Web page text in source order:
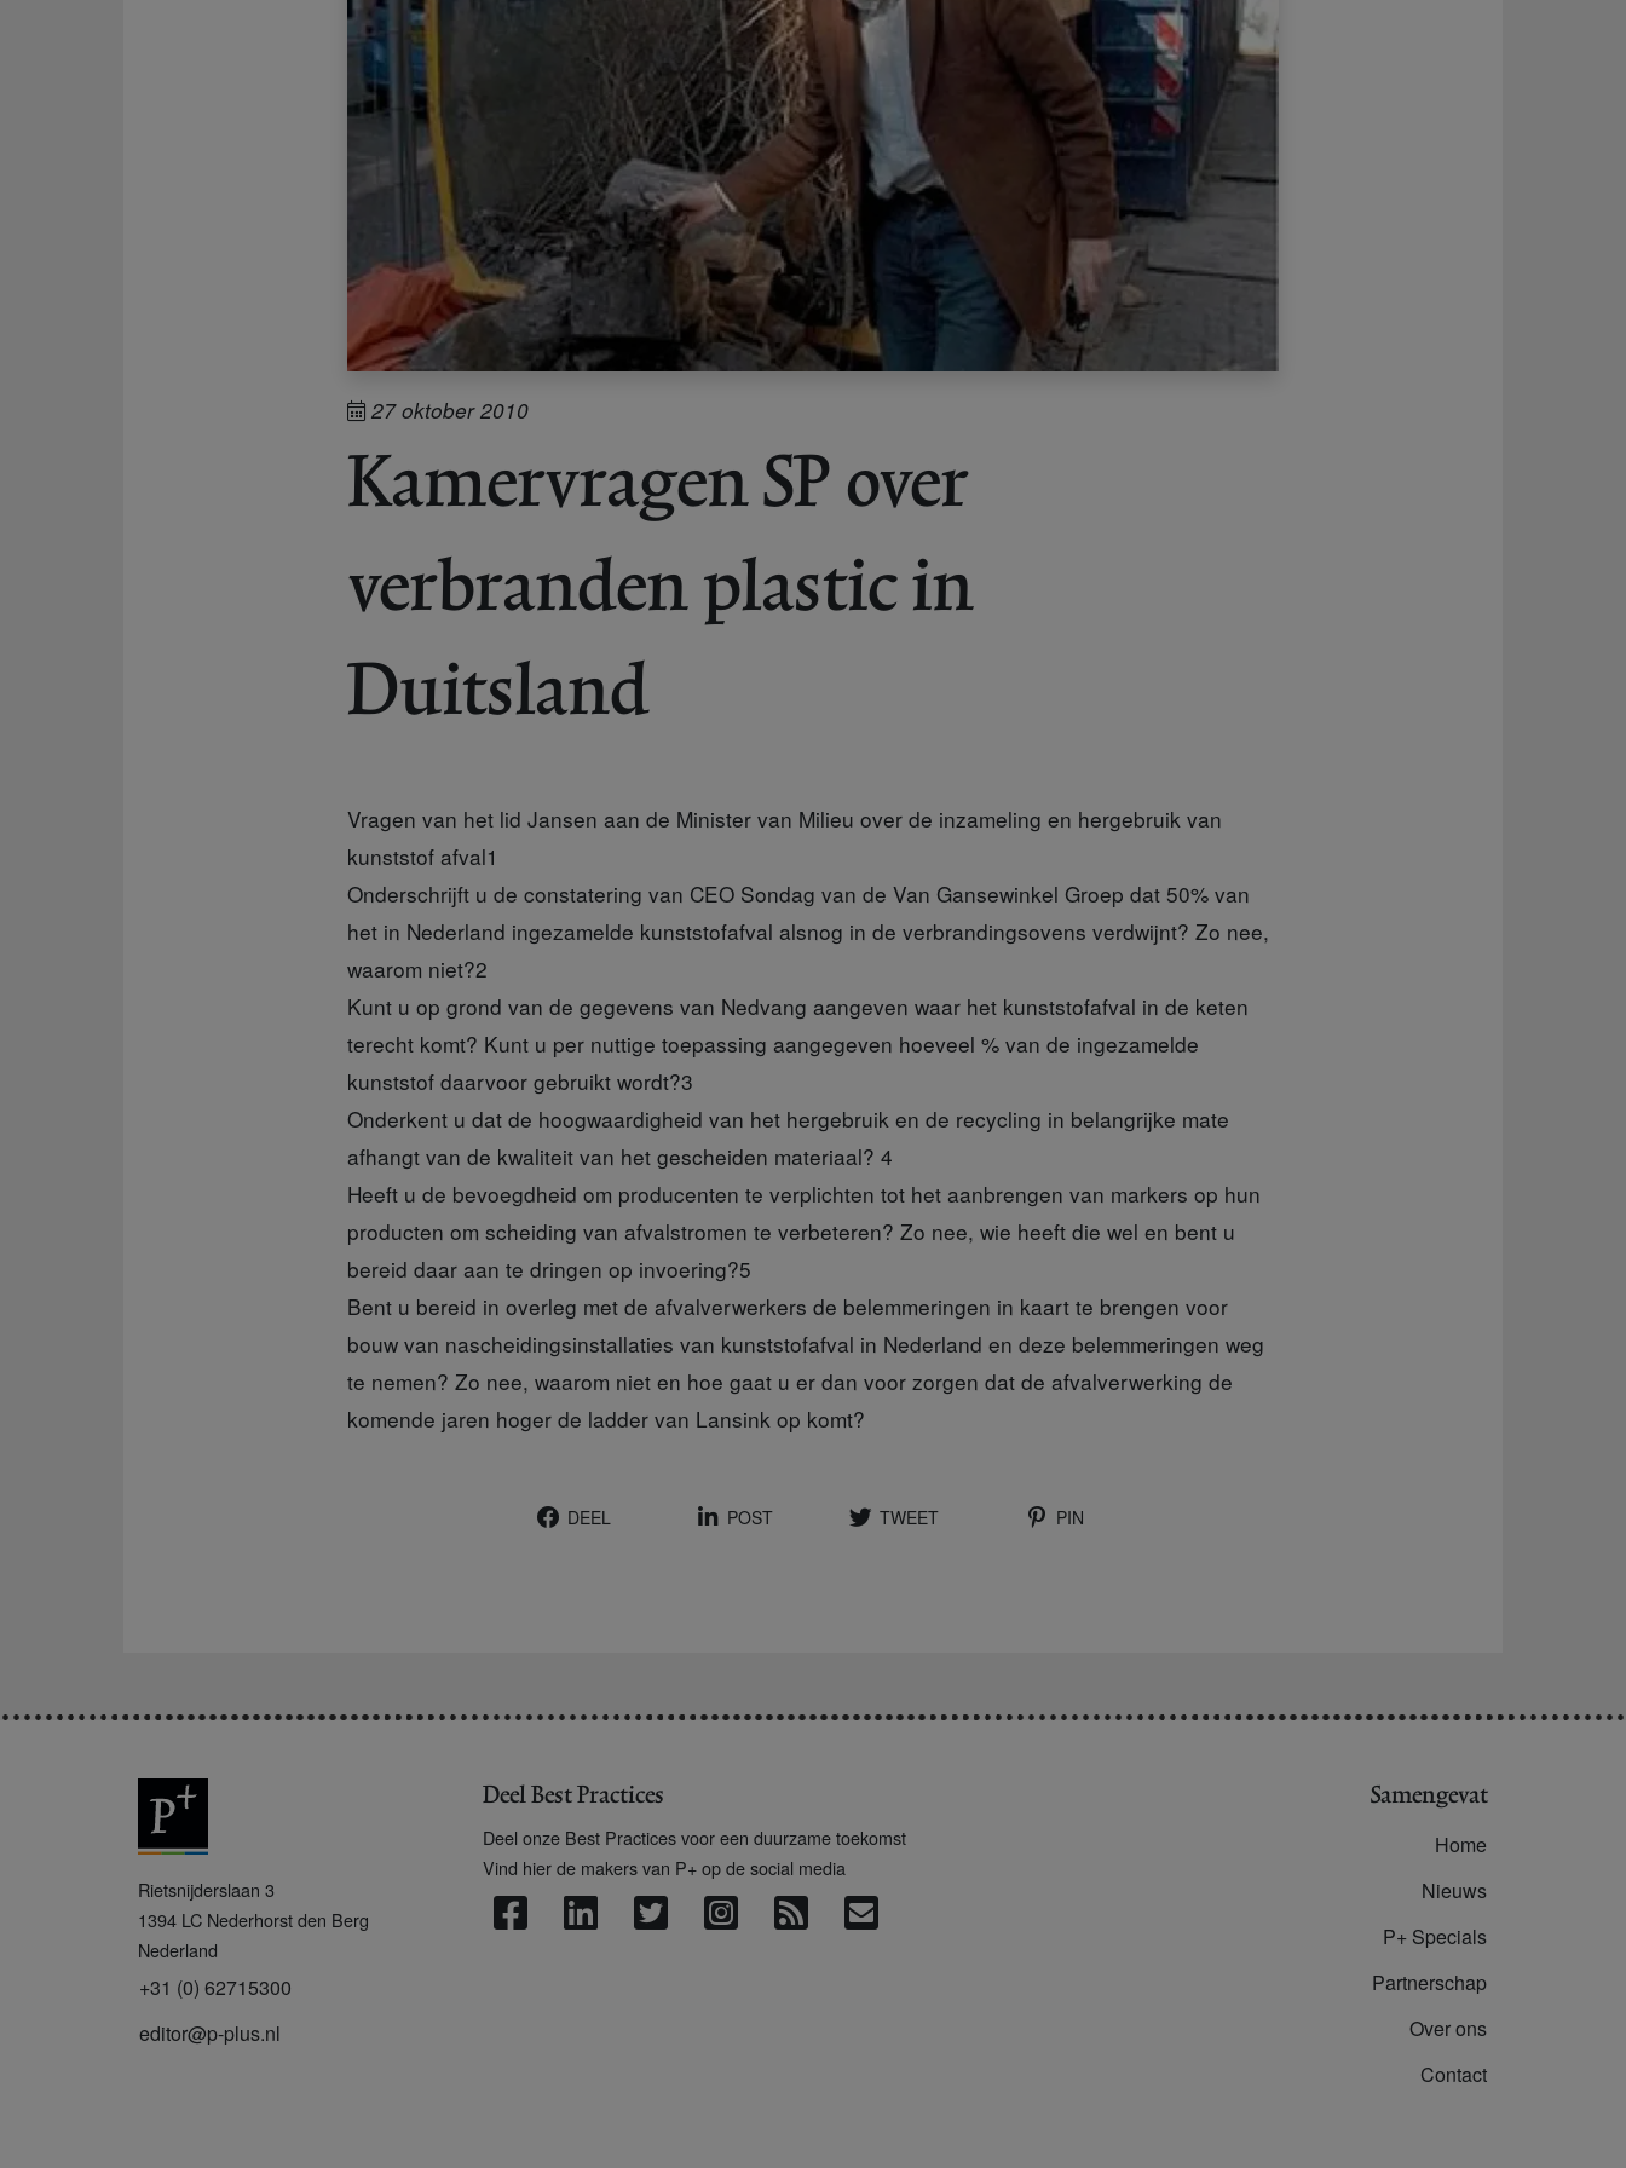
27 oktober 2010
Kamervragen SP over
verbranden plastic in
Duitsland
Vragen van het lid Jansen aan de Minister van Milieu over de inzameling en hergebruik van
kunststof afval1
Onderschrijft u de constatering van CEO Sondag van de Van Gansewinkel Groep dat 50% van
het in Nederland ingezamelde kunststofafval alsnog in de verbrandingsovens verdwijnt? Zo nee,
waarom niet?2
Kunt u op grond van de gegevens van Nedvang aangeven waar het kunststofafval in de keten
terecht komt? Kunt u per nuttige toepassing aangegeven hoeveel % van de ingezamelde
kunststof daarvoor gebruikt wordt?3
Onderkent u dat de hoogwaardigheid van het hergebruik en de recycling in belangrijke mate
afhangt van de kwaliteit van het gescheiden materiaal? 4
Heeft u de bevoegdheid om producenten te verplichten tot het aanbrengen van markers op hun
producten om scheiding van afvalstromen te verbeteren? Zo nee, wie heeft die wel en bent u
bereid daar aan te dringen op invoering?5
Bent u bereid in overleg met de afvalverwerkers de belemmeringen in kaart te brengen voor
bouw van nascheidingsinstallaties van kunststofafval in Nederland en deze belemmeringen weg
te nemen? Zo nee, waarom niet en hoe gaat u er dan voor zorgen dat de afvalverwerking de
komende jaren hoger de ladder van Lansink op komt?
DEEL POST TWEET PIN
+
Rietsnijderslaan 3
1394 LC Nederhorst den Berg
Nederland
+31 (0) 62715300
editor@p-plus.nl
Deel Best Practices
Deel onze Best Practices voor een duurzame toekomst
Vind hier de makers van P+ op de social media
Samengevat
Home
Nieuws
P+ Specials
Partnerschap
Over ons
Contact